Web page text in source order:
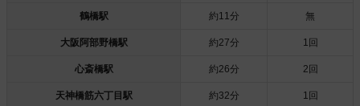
鶴橋駅 約11分 無
大阪阿部野橋駅 約27分 1回
心斎橋駅 約26分 2回
天神橋筋六丁目駅 約32分 1回